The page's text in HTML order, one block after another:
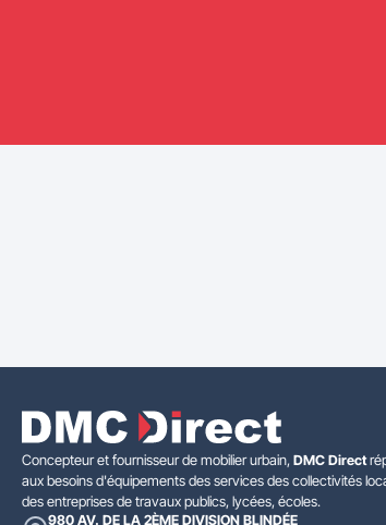
Concepteur et fournisseur de mobilier urbain, DMC Direct
aux besoins d'équipements des services des collectivités
des entreprises de travaux publics, lycées, écoles.
980 AV. DE LA 2ÈME DIVISION BLINDÉE